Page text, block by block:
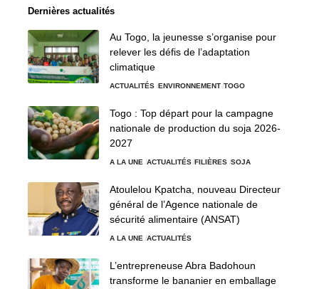
Dernières actualités
Au Togo, la jeunesse s’organise pour
relever les défis de l’adaptation
climatique
ACTUALITÉS ENVIRONNEMENT TOGO
Togo : Top départ pour la campagne
nationale de production du soja 2026-
2027
A LA UNE ACTUALITÉS FILIÈRES SOJA
Atoulelou Kpatcha, nouveau Directeur
général de l’Agence nationale de
sécurité alimentaire (ANSAT)
A LA UNE ACTUALITÉS
L’entrepreneuse Abra Badohoun
transforme le bananier en emballage